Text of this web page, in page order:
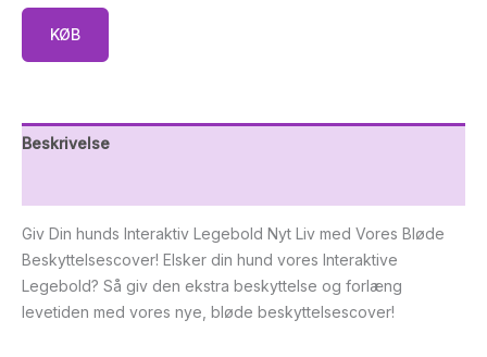
KØB
Beskrivelse
Giv Din hunds Interaktiv Legebold Nyt Liv med Vores Bløde
Beskyttelsescover! Elsker din hund vores Interaktive
Legebold? Så giv den ekstra beskyttelse og forlæng
levetiden med vores nye, bløde beskyttelsescover!